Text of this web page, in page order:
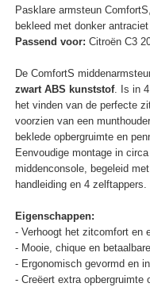
Pasklare armsteun
bekleed met donker
Passend voor: Citroën C3
De ComfortS
zwart ABS kunststof. Is in
het vinden van de perfecte
voorzien van een
beklede opbergruimte en
Eenvoudige montage in
middenconsole, begeleid
handleiding en 4 zelftappers.
Eigenschappen:
- Verhoogt het zitcomfort en
- Mooie, chique en
- Ergonomisch gevormd en
- Creëert extra opbergruimte